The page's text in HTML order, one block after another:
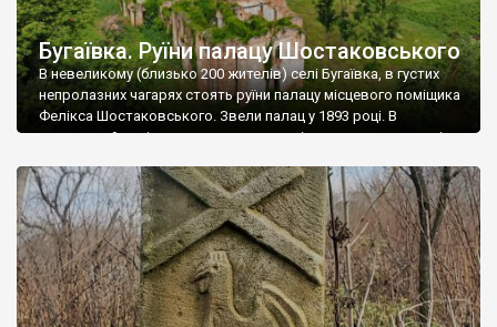
Бугаївка. Руїни палацу Шостаковського
В невеликому (близько 200 жителів) селі Бугаївка, в густих
непролазних чагарях стоять руїни палацу місцевого поміщика
Фелікса Шостаковського. Звели палац у 1893 році. В
радянський період у ньому спочатку містилася школа, потім
століття тут розмістили туберкульозну лікарню. Коли із
палацу виїхала лікарня – ми точно не […]